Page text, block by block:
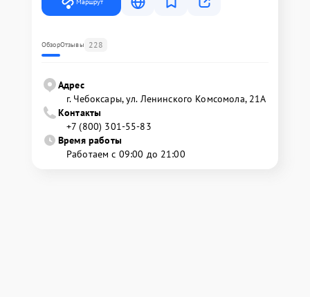
ОбзорОтзывы 228
Адрес
г. Чебоксары, ул. Ленинского Комсомола, 21А
Контакты
+7 (800) 301-55-83
Время работы
Работаем с 09:00 до 21:00